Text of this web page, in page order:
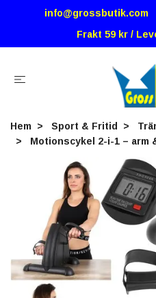
info@grossbutik.com
Frakt 59 kr /
Hem Sport & Fritid
Motionscykel 2-i-1 – arm